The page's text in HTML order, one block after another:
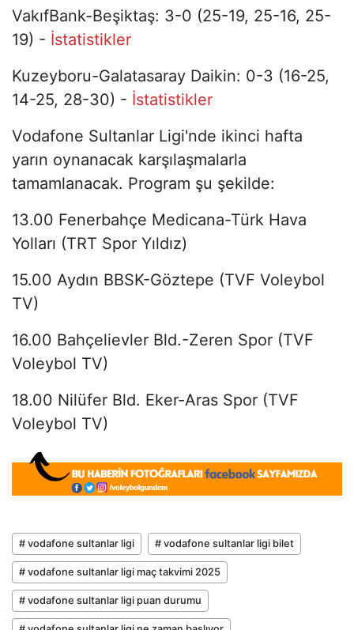
VakıfBank-Beşiktaş: 3-0 (25-19, 25-16, 25-
19) - İstatistikler
Kuzeyboru-Galatasaray Daikin: 0-3 (16-25,
14-25, 28-30) - İstatistikler
Vodafone Sultanlar Ligi'nde ikinci hafta
yarın oynanacak karşılaşmalarla
tamamlanacak. Program şu şekilde:
13.00 Fenerbahçe Medicana-Türk Hava
Yolları (TRT Spor Yıldız)
15.00 Aydın BBSK-Göztepe (TVF Voleybol
TV)
16.00 Bahçelievler Bld.-Zeren Spor (TVF
Voleybol TV)
18.00 Nilüfer Bld. Eker-Aras Spor (TVF
Voleybol TV)
# vodafone sultanlar ligi # vodafone sultanlar ligi bilet
# vodafone sultanlar ligi maç takvimi 2025
# vodafone sultanlar ligi puan durumu